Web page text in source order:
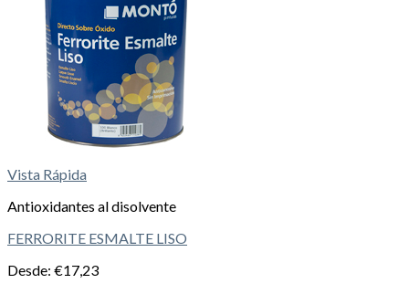
Vista Rápida
Antioxidantes al disolvente
FERRORITE ESMALTE LISO
Desde: €17,23